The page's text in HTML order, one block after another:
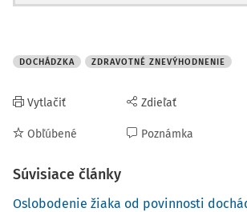
DOCHÁDZKA ZDRAVOTNÉ ZNEVÝHODNENIE
Vytlačiť
Obľúbené
Zdieľať
Poznámka
Súvisiace články
Oslobodenie žiaka od povinnosti